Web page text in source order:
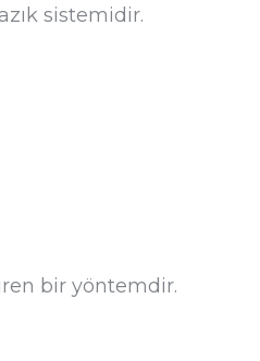
sistemidir.
bir yöntemdir.